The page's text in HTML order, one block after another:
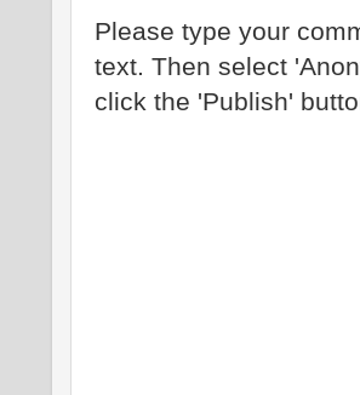
Please type your
text. Then select
click the 'Publish'